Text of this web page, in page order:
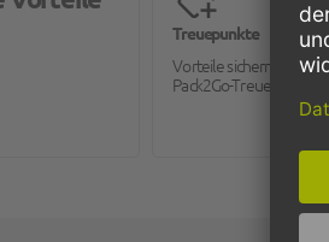
Treuepunkte
Vorteile sichern mit dem
Pack2Go-